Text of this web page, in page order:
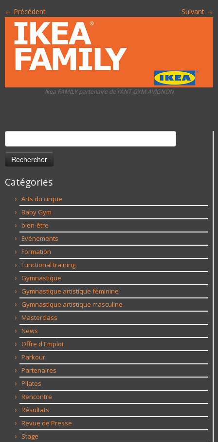
← Précédent Suivant →
Ikea FAMILY partenaire de l’ANT GYM AVIGNON
Rechercher :
Catégories
Arts du cirque
Baby Gym
bien-être
Evénements
Formation
Functional training
Gymnastique
Gymnastique artistique féminine
Gymnastique artistique masculine
Masterclass
News
Offre d'Emploi
Parkour
Partenaires
Pilates
Rencontre
Résultats
Revue de Presse
Stage